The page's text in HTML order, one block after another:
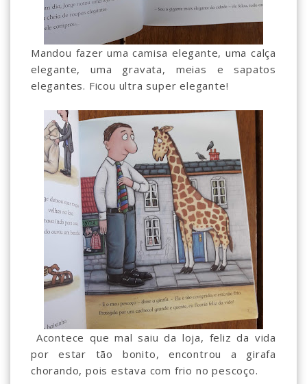
Mandou fazer uma camisa elegante, uma calça
elegante, uma gravata, meias e sapatos
elegantes. Ficou ultra super elegante!
Acontece que mal saiu da loja, feliz da vida
por estar tão bonito, encontrou a girafa
chorando, pois estava com frio no pescoço.